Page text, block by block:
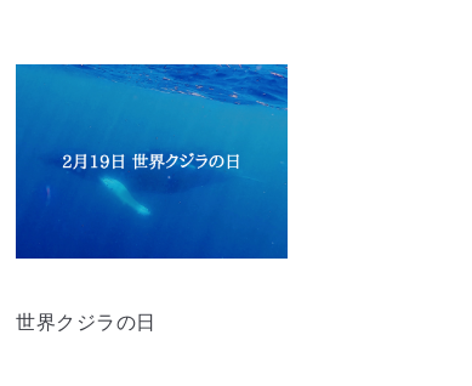
世界クジラの日